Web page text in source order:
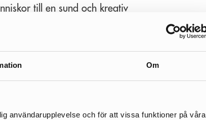
Om
användarupplevelse och för att vissa funktioner på våra
till en sund och kreativ
DESIGN
och vacker design prägla såväl
köksmärke JKE tillverkar kök för